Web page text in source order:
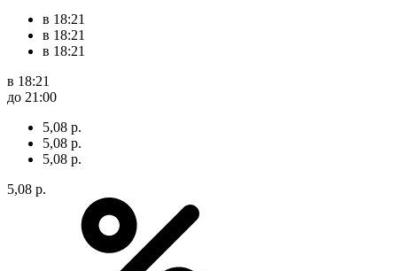
в 18:21
в 18:21
в 18:21
в 18:21
до 21:00
5,08 р.
5,08 р.
5,08 р.
5,08 р.